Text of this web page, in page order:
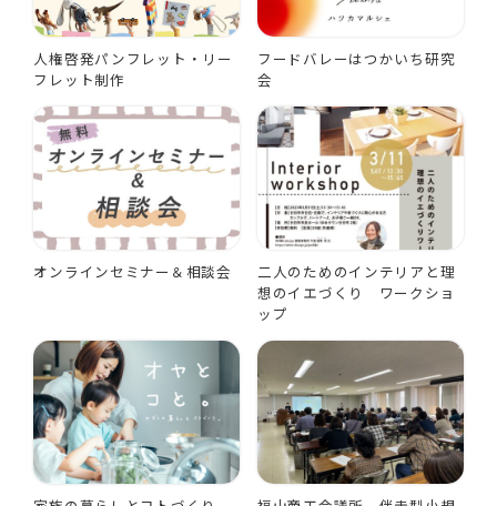
人権啓発パンフレット・リー
フレット制作
フードバレーはつかいち研究
会
オンラインセミナー＆相談会
二人のためのインテリアと理
想のイエづくり ワークショ
ップ